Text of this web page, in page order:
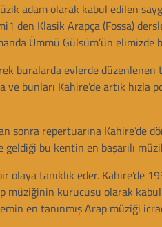
adam olarak kabul edilen
den Klasik Arapça (Fossa)
Ümmü Gülsüm’ün elimizde
buralarda evlerde düzenlenen
bunları Kahire’de artık
sonra repertuarına Kahire’de
bu kentin en başarılı
tanıklık eder. Kahire’de
müziğinin kurucusu olarak
en tanınmış Arap müziği